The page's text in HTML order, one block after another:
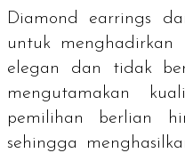
Diamond earrings
untuk menghadirkan
elegan dan tidak
mengutamakan
pemilihan berlian
sehingga